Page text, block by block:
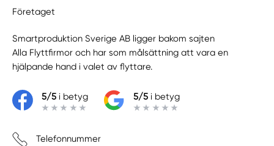
Företaget
Smartproduktion Sverige AB ligger bakom sajten
Alla Flyttfirmor och har som målsättning att vara en
hjälpande hand i valet av flyttare.
5/5i betyg 5/5i betyg
Telefonnummer